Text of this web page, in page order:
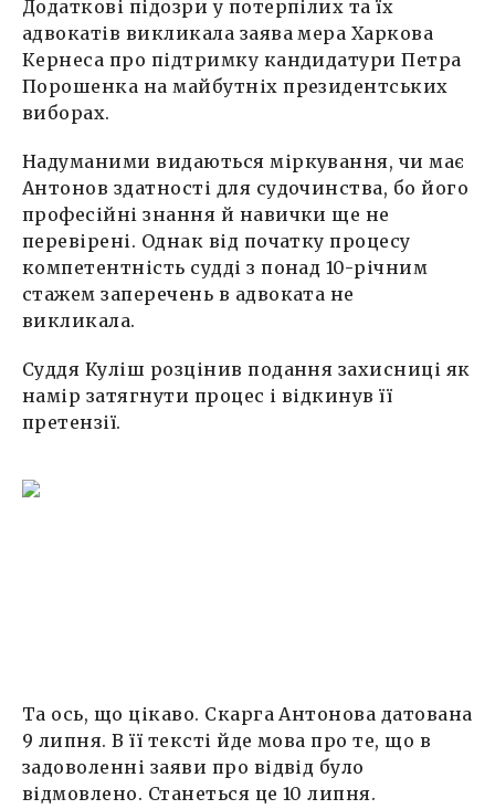
Додаткові підозри у потерпілих та їх
адвокатів викликала заява мера Харкова
Кернеса про підтримку кандидатури Петра
Порошенка на майбутніх президентських
виборах.
Надуманими видаються міркування, чи має
Антонов здатності для судочинства, бо його
професійні знання й навички ще не
перевірені. Однак від початку процесу
компетентність судді з понад 10-річним
стажем заперечень в адвоката не
викликала.
Суддя Куліш розцінив подання захисниці як
намір затягнути процес і відкинув її
претензії.
Та ось, що цікаво. Скарга Антонова датована
9 липня. В її тексті йде мова про те, що в
задоволенні заяви про відвід було
відмовлено. Станеться це 10 липня.